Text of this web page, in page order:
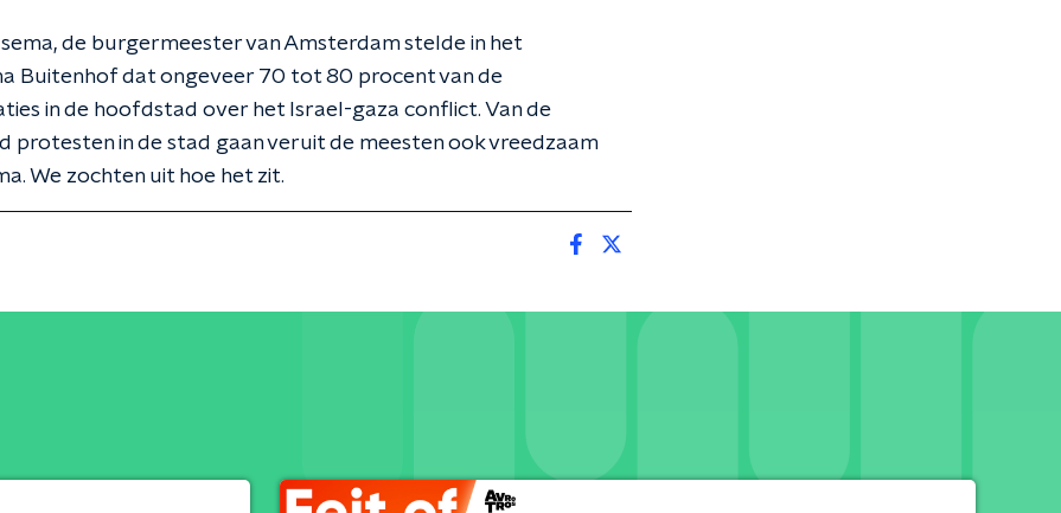
de burgermeester van Amsterdam stelde in het
Buitenhof dat ongeveer 70 tot 80 procent van de
in de hoofdstad over het Israel-gaza conflict. Van de
protesten in de stad gaan veruit de meesten ook vreedzaam
We zochten uit hoe het zit.